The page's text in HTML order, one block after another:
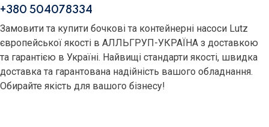
+380 504078334
Замовити та купити бочкові та контейнерні насоси Lutz
європейської якості в АЛЛЬГРУП-УКРАЇНА з доставкою
та гарантією в Україні. Найвищі стандарти якості, швидка
доставка та гарантована надійність вашого обладнання.
Обирайте якість для вашого бізнесу!